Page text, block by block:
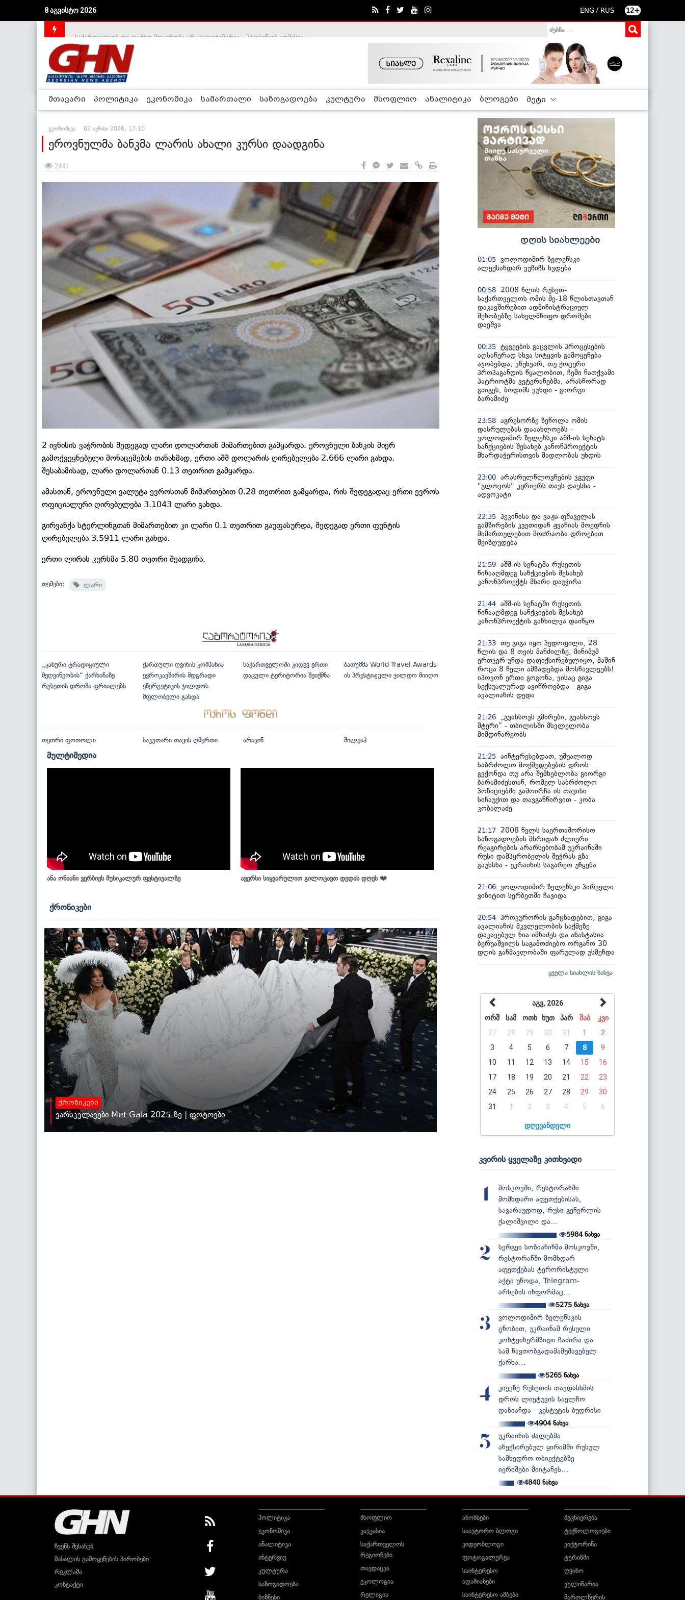
8 აგვისტო 2026 ENG / RUS 12+
მთავარი პოლიტიკა ეკონომიკა სამართალი საზოგადოება კულტურა მსოფლიო ანალიტიკა ბლოგები მეტი
ეკონომიკა 02 ივნისი 2026, 17:10
ეროვნულმა ბანკმა ლარის ახალი კურსი დაადგინა
2441
2 ივნისის ვაჭრობის შედეგად ლარი დოლართან მიმართებით გამყარდა. ეროვნული ბანკის მიერ
გამოქვეყნებული მონაცემების თანახმად, ერთი აშშ დოლარის ღირებულება 2.666 ლარი გახდა.
შესაბამისად, ლარი დოლართან 0.13 თეთრით გამყარდა.
ამასთან, ეროვნული ვალუტა ევროსთან მიმართებით 0.28 თეთრით გამყარდა, რის შედეგადაც ერთი ევროს
ოფიციალური ღირებულება 3.1043 ლარი გახდა.
გირვანქა სტერლინგთან მიმართებით კი ლარი 0.1 თეთრით გაუფასურდა, შედეგად ერთი ფუნტის
ღირებულება 3.5911 ლარი გახდა.
ერთი ლირას კურსმა 5.80 თეთრი შეადგინა.
თემები: ლარი
„კახური ტრადიციული
მეღვინეობის“ ქარხანაზე
რუსეთის დროშა ფრიალებს
ქართული ღვინის კომპანია
ევროკავშირის მდგრადი
ენერგეტიკის ჯილდოს
მფლობელი გახდა
საქართველოში კიდევ ერთი
დაცული ტერიტორია შეიქმნა
ბათუმმა World Travel Awards-
ის პრესტიჟული ჯილდო მიიღო
თეთრი ფოთოლი საკუთარი თავის ღმერთი არავინ შილეაჰ
მულტიმედია
ანა ონიანი ვერბიეს მუსიკალურ ფესტივალზე ავერსი სიყვარულით გილოცავთ დედის დღეს ❤️
ქრონიკები
ქრონიკები
ვარსკვლავები Met Gala 2025-ზე | ფოტოები
დღის სიახლეები
01:05 ვოლოდიმირ ზელენსკი
ალექსანდარ ვუჩიჩს ხვდება
00:58
2008 წლის რუსეთ-
საქართველოს ომის მე-18 წლისთავთან
დაკავშირებით ადმინისტრაციულ
შენობებზე სახელმწიფო დროშები
დაეშვა
00:35 ტყვეების გაცვლის პროცესების
აღსაწერად სხვა სიტყვის გამოყენება
აჯობებდა, ვწუხვარ, თუ ქოცური
პროპაგანდის წყალობით, ჩემი ნათქვამი
პატრიოტმა ვეტერანებმა, არასწორად
გაიგეს, ბოდიშს ვუხდი - გიორგი
ბარამიძე
23:58 აგრესორზე ზეწოლა ომის
დასრულებას დააახლოებს -
ვოლოდიმირ ზელენსკი აშშ-ის სენატს
სანქციების შესახებ კანონპროექტის
მხარდაჭერისთვის მადლობას უხდის
23:00 არასრულწლოვნების ჯგუფი
"გლოვოს" კურიერს თავს დაესხა -
ადვოკატი
22:35 პეკინისა და ვაჟა-ფშაველას
გამზირების კვეთიდან ჟვანიას მოედნის
მიმართულებით მოძრაობა დროებით
შეიზღუდება
21:59 აშშ-ის სენატმა რუსეთის
წინააღმდეგ სანქციების შესახებ
კანონპროექტს მხარი დაუჭირა
21:44 აშშ-ის სენატში რუსეთის
წინააღმდეგ სანქციების შესახებ
კანონპროექტის განხილვა დაიწყო
21:33 თუ გიგა იყო პედოფილი, 28
წლის და 8 თვის მანძილზე, მინიმუმ
ერთჯერ უნდა დაფიქსირებულიყო, მაშინ
როცა 8 წელი ამზადებდა მოსწავლეებს!
იპოვონ ერთი გოგონა, ვისაც გიგა
სექსუალურად ავიწროებდა - გიგა
ავალიანის დედა
21:26
„გვახსოვს გმირები, გვახსოვს
მტერი” - თბილისში მსვლელობა
მიმდინარეობს
21:25 აინტერესებდათ, უშუალოდ
საბრძოლო მოქმედებების დროს
გვქონდა თუ არა შემხებლობა გიორგი
ბარამიძესთან, რომელ საბრძოლო
პოზიციებში გამოირჩა ის თავისი
სიჩაუქით და თავგანწირვით - კობა
კობალაძე
21:17
2008 წელს საერთაშორისო
საზოგადოების მხრიდან ძლიერი
რეაგირების არარსებობამ უკრაინაში
რუსი დამპყრობელის შეჭრას გზა
გაუხსნა - უკრაინის საგარეო უწყება
21:06 ვოლოდიმირ ზელენსკი პირველი
ვიზიტით სერბეთში ჩავიდა
20:54 პროკურორის განცხადებით, გიგა
ავალიანის მკვლელობის საქმეზე
დაკავებულ ნია იმნაძეს და ანასტასია
ბერუაშვილს საგამოძიებო ორგანო 30
დღის განმავლობაში ფარულად უსმენდა
ყველა სიახლის ნახვა
აგვ, 2026
ორშ
სამ ოთხ ხუთ პარ შაბ
კვი
27
28 29 30 31 1
2
3
4 5 6 7 8
9
10
11 12 13 14 15
16
17
18 19 20 21 22
23
24
25 26 27 28 29
30
31
1 2 3 4 5 6
დღევანდელი
კვირის ყველაზე კითხვადი
1
მოსკოვში, რესტორანში
მომხდარი აფეთქებისას,
სავარაუდოდ, რუსი გენერლის
ქალიშვილი და...
5984ნახვა
2
სერგეი სობიანინმა მოსკოვში,
რესტორანში მომხდარ
აფეთქებას ტერორისტული
აქტი უწოდა, Telegram-
არხების ინფორმაც...
5275 ნახვა
3
ვოლოდიმირ ზელენსკის
ცნობით, უკრაინამ რუსული
კონტეინერმზიდი ჩაძირა და
სამ ნავთობგადამამუშავებელ
ქარხა...
5265ნახვა
4
კიევზე რუსეთის თავდასხმის
დროს ლიეტუვის საელჩო
დაზიანდა - კესტუტის ბუდრისი
4904ნახვა
5
უკრაინის ძალებმა
ანექსირებულ ყირიმში რუსულ
სამხედრო ობიექტებზე
იერიშები მიიტანეს...
4840ნახვა
ჩვენს შესახებ
მასალის გამოყენების პირობები
რეკლამა
კონტაქტი
პოლიტიკა
ეკონომიკა
ანალიტიკა
ინტერვიუ
კულტურა
საზოგადოება
ბიზნესი
მსოფლიო
კავკასია
საქართველოს
რეგიონები
თავდაცვა
ეკოლოგია
რელიგია
ანონსები
საავტორო ბლოგი
ვიდეობლოგი
ფოტოგალერეა
საინტერესო
ადამიანები
საინტერესო ამბები
მეცნიერება
ტექნოლოგიები
ვიქტორინა
ტურიზმი
ღვინო
კულინარია
მართლწერის